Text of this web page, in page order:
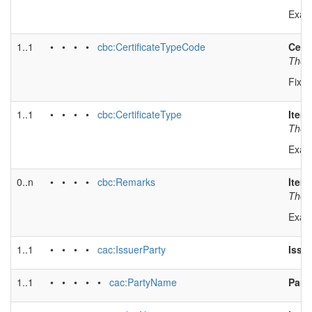
1..1 • • • • cbc:CertificateTypeCode
The
1..1 • • • • cbc:CertificateType
Item
The
0..n • • • • cbc:Remarks
Item
The
1..1 • • • • cac:IssuerParty
1..1 • • • • • cac:PartyName